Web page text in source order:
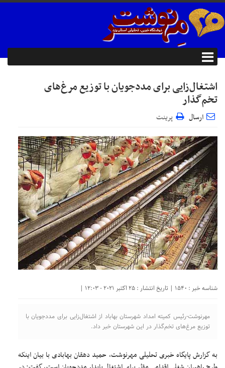
اشتغال‌زایی برای مددجویان با توزیع مرغ‌های
تخم‌گذار
ارسال پرینت
شناسه خبر : 1540 | تاریخ انتشار : 25 اکتبر 2021 - 12:03 |
مهرنوشت-رئیس کمیته امداد شهرستان بهاباد از اشتغال‌زایی برای مددجویان با
توزیع مرغ‌های تخم‌گذار در این شهرستان خبر داد.
به گزارش پایگاه خبری تحلیلی مهرنوشت، حمید دهقان بهابادی با بیان اینکه